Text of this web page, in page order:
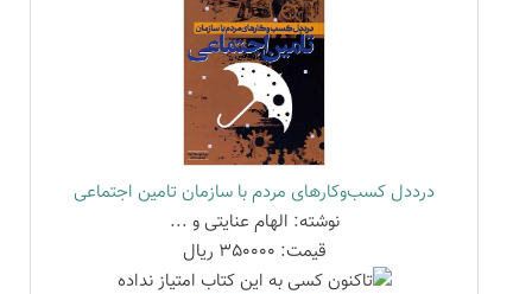
درددل کسب‌وکارهای مردم با سازمان تامین اجتماعی
نوشته: الهام عنایتی و ...
قیمت: 350000 ریال